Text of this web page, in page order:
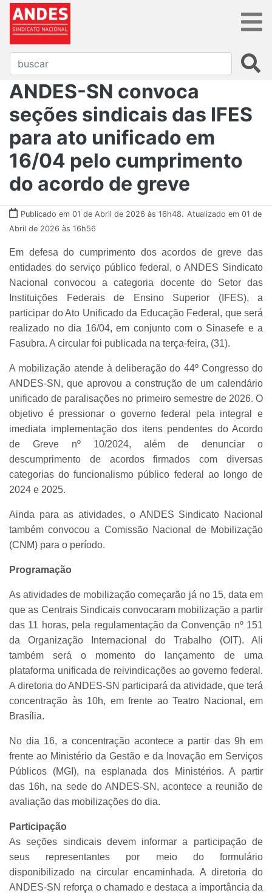
ANDES-SN convoca
seções sindicais das IFES
para ato unificado em
16/04 pelo cumprimento
do acordo de greve
Publicado em 01 de Abril de 2026 às 16h48. Atualizado em 01 de
Abril de 2026 às 16h56
Em defesa do cumprimento dos acordos de greve das
entidades do serviço público federal, o ANDES Sindicato
Nacional convocou a categoria docente do Setor das
Instituições Federais de Ensino Superior (IFES), a
participar do Ato Unificado da Educação Federal, que será
realizado no dia 16/04, em conjunto com o Sinasefe e a
Fasubra. A circular foi publicada na terça-feira, (31).
A mobilização atende à deliberação do 44º Congresso do
ANDES-SN, que aprovou a construção de um calendário
unificado de paralisações no primeiro semestre de 2026. O
objetivo é pressionar o governo federal pela integral e
imediata implementação dos itens pendentes do Acordo
de Greve nº 10/2024, além de denunciar o
descumprimento de acordos firmados com diversas
categorias do funcionalismo público federal ao longo de
2024 e 2025.
Ainda para as atividades, o ANDES Sindicato Nacional
também convocou a Comissão Nacional de Mobilização
(CNM) para o período.
Programação
As atividades de mobilização começarão já no 15, data em
que as Centrais Sindicais convocaram mobilização a partir
das 11 horas, pela regulamentação da Convenção nº 151
da Organização Internacional do Trabalho (OIT). Ali
também será o momento do lançamento de uma
plataforma unificada de reivindicações ao governo federal.
A diretoria do ANDES-SN participará da atividade, que terá
concentração às 10h, em frente ao Teatro Nacional, em
Brasília.
No dia 16, a concentração acontece a partir das 9h em
frente ao Ministério da Gestão e da Inovação em Serviços
Públicos (MGI), na esplanada dos Ministérios. A partir
das 16h, na sede do ANDES-SN, acontece a reunião de
avaliação das mobilizações do dia.
Participação
As seções sindicais devem informar a participação de
seus representantes por meio do formulário
disponibilizado na circular encaminhada. A diretoria do
ANDES-SN reforça o chamado e destaca a importância da